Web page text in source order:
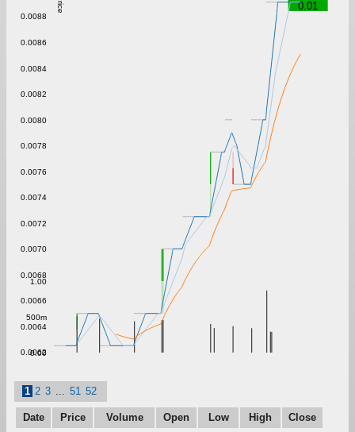
Price
0.0062
0.0064
0.0066
0.0068
0.0070
0.0072
0.0074
0.0076
0.0078
0.0080
0.0082
0.0084
0.0086
0.0088
0.01
0.00
500m
1.00
1 2 3 51 52
Date Price Volume Open Low High
Close